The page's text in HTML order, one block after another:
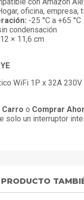
oficina, empresa,
-25 °C a +65 °C
condensación
× 11,6 cm
WiFi 1P x 32A
o Comprar
solo un interruptor